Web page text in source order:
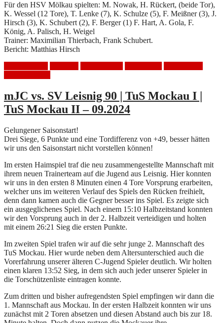
Für den HSV Mölkau spielten: M. Nowak, H. Rückert, (beide Tor),
K. Wessel (12 Tore), T. Lenke (7), K. Schulze (5), F. Meißner (3), J.
Hirsch (3), K. Schubert (2), F. Berger (1) F. Hart, A. Gola, F.
König, A. Palisch, H. Weigel
Trainer: Maximilian Thierbach, Frank Schubert.
Bericht: Matthias Hirsch
mJC vs. SV Leisnig 90 | TuS Mockau I |
TuS Mockau II – 09.2024
Gelungener Saisonstart!
Drei Siege, 6 Punkte und eine Tordifferenz von +49, besser hätten
wir uns den Saisonstart nicht vorstellen können!
Im ersten Haimspiel traf die neu zusammengestellte Mannschaft mit
ihrem neuen Trainerteam auf die Jugend aus Leisnig. Hier konnten
wir uns in den ersten 8 Minuten einen 4 Tore Vorsprung erarbeiten,
welcher uns im weiteren Verlauf des Spiels den Rücken freihielt,
denn dann kamen auch die Gegner besser ins Spiel. Es zeigte sich
ein ausgeglichenes Spiel. Nach einem 15:10 Halbzeitstand konnten
wir den Vorsprung auch in der 2. Halbzeit verteidigen und holten
mit einem 26:21 Sieg die ersten Punkte.
Im zweiten Spiel trafen wir auf die sehr junge 2. Mannschaft des
TuS Mockau. Hier wurde neben dem Altersunterschied auch die
Vorerfahrung unserer älteren C-Jugend Spieler deutlich. Wir holten
einen klaren 13:52 Sieg, in dem sich auch jeder unserer Spieler in
die Torschützenliste eintragen konnte.
Zum dritten und bisher aufregendsten Spiel empfingen wir dann die
1. Mannschaft aus Mockau. In der ersten Halbzeit konnten wir uns
zunächst mit 2 Toren absetzen und diesen Abstand auch bis zur 18.